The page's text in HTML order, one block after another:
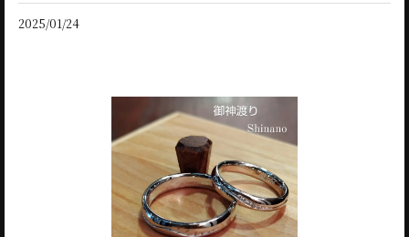
2025/01/24